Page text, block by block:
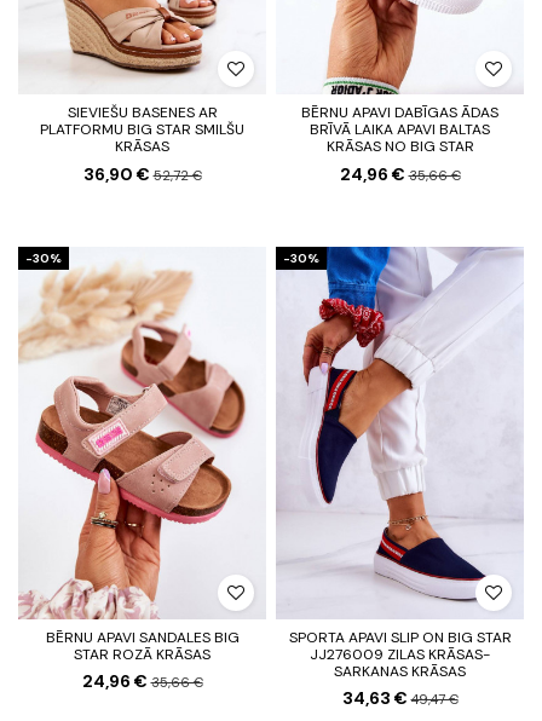
SIEVIEŠU BASENES AR
PLATFORMU BIG STAR SMILŠU
KRĀSAS
36,90 €52,72 €
BĒRNU APAVI DABĪGAS ĀDAS
BRĪVĀ LAIKA APAVI BALTAS
KRĀSAS NO BIG STAR
24,96 €35,66 €
-30%
BĒRNU APAVI SANDALES BIG
STAR ROZĀ KRĀSAS
24,96 €35,66 €
-30%
SPORTA APAVI SLIP ON BIG STAR
JJ276009 ZILAS KRĀSAS-
SARKANAS KRĀSAS
34,63 €49,47 €